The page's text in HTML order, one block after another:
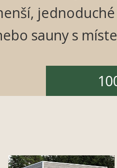
sauny s